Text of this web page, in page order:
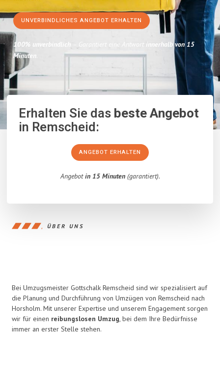
UNVERBINDLICHES ANGEBOT ERHALTEN
100% unverbindlich – Garantiert eine Antwort innerhalb von 15
Minuten.
Erhalten Sie dasbeste Angebot
in Remscheid:
ANGEBOT ERHALTEN
Angebotin 15 Minuten(garantiert).
ÜBER UNS
Bei Umzugsmeister Gottschalk Remscheid sind wir spezialisiert auf
die Planung und Durchführung von Umzügen von Remscheid nach
Horsholm. Mit unserer Expertise und unserem Engagement sorgen
wir für einen reibungslosen Umzug, bei dem Ihre Bedürfnisse
immer an erster Stelle stehen.